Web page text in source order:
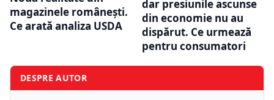
magazinele românești.
Ce arată analiza USDA
dar presiunile ascunse
din economie nu au
dispărut. Ce urmează
pentru consumatori
DESPRE AUTOR